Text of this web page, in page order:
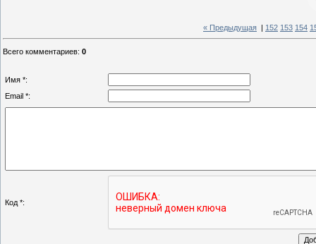
« Предыдущая 152 153 154
Всего комментариев: 0
Имя *:
Email *:
Код *: